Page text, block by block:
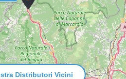
Distributori Vicini